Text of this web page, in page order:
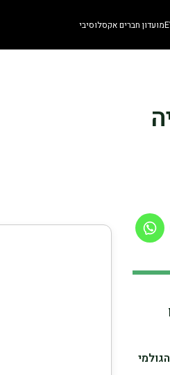
מועדון חברים אקסלוסיבי